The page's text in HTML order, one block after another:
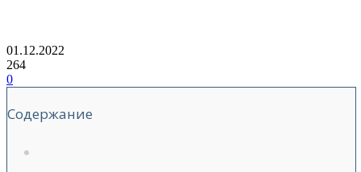
01.12.2022
264
0
Содержание